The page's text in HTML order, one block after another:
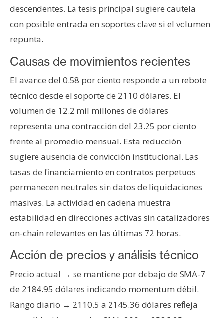
r
e
n
a
T
e
m
s
e
c
u
r
o
C
o
descendentes. La tesis principal sugiere cautela
con posible entrada en soportes clave si el volumen
repunta.
Causas de movimientos recientes
El avance del 0.58 por ciento responde a un rebote
técnico desde el soporte de 2110 dólares. El
volumen de 12.2 mil millones de dólares
representa una contracción del 23.25 por ciento
frente al promedio mensual. Esta reducción
sugiere ausencia de convicción institucional. Las
tasas de financiamiento en contratos perpetuos
permanecen neutrales sin datos de liquidaciones
masivas. La actividad en cadena muestra
estabilidad en direcciones activas sin catalizadores
on-chain relevantes en las últimas 72 horas.
Acción de precios y análisis técnico
Precio actual → se mantiene por debajo de SMA-7
de 2184.95 dólares indicando momentum débil.
Rango diario → 2110.5 a 2145.36 dólares refleja